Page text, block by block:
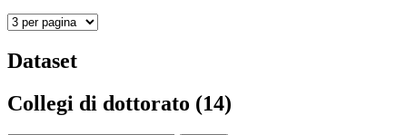
Dataset
Collegi di dottorato (14)